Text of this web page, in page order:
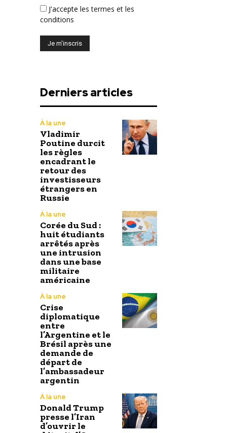
J'accepte les termes et les
conditions
Derniers articles
À la une
Vladimir
Poutine durcit
les règles
encadrant le
retour des
investisseurs
étrangers en
Russie
À la une
Corée du Sud :
huit étudiants
arrêtés après
une intrusion
dans une base
militaire
américaine
À la une
Crise
diplomatique
entre
l’Argentine et le
Brésil après une
demande de
départ de
l’ambassadeur
argentin
À la une
Donald Trump
presse l’Iran
d’ouvrir le